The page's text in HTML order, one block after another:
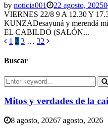
by noticia001 22 agosto, 20250
VIERNES 22/8 9 A 12.30 Y
KUNZADesayuná y merendá
EL CABILDO (SALÓN...
Paginación
de
1 2 3 … 32
Buscar
Search
for:
Mitos y verdades de la
8 agosto, 20267 agosto, 2026